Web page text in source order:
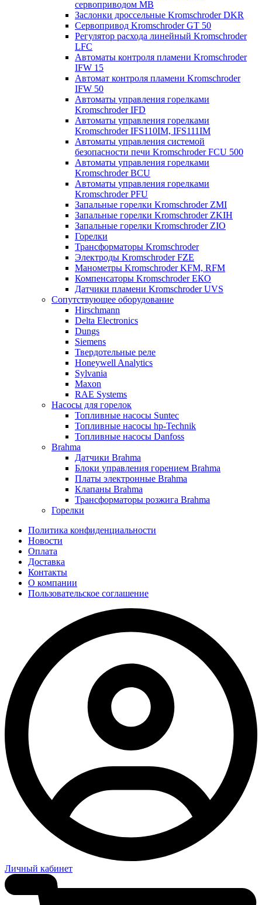
сервоприводом МВ
Заслонки дроссельные Kromschroder DKR
Cервопривод Kromschroder GT 50
Регулятор расхода линейный Kromschroder
LFC
Автоматы контроля пламени Kromschroder
IFW 15
Автомат контроля пламени Kromschroder
IFW 50
Автоматы управления горелками
Kromschroder IFD
Автоматы управления горелками
Kromschroder IFS110IM, IFS111IM
Автоматы управления системой
безопасности печи Kromschroder FCU 500
Автоматы управления горелками
Kromschroder BCU
Автоматы управления горелками
Kromschroder PFU
Запальные горелки Kromschroder ZМI
Запальные горелки Kromschroder ZKIH
Запальные горелки Kromschroder ZIO
Горелки
Трансформаторы Kromschroder
Электроды Kromschroder FZE
Манометры Kromschroder KFM, RFM
Компенсаторы Kromschroder ЕКО
Датчики пламени Kromschroder UVS
Сопутствующее оборудование
Hirschmann
Delta Electronics
Dungs
Siemens
Твердотельные реле
Honeywell Analytics
Sylvania
Maxon
RAE Systems
Насосы для горелок
Топливные насосы Suntec
Топливные насосы hp-Technik
Топливные насосы Danfoss
Brahma
Датчики Brahma
Блоки управления горением Brahma
Платы электронные Brahma
Клапаны Brahma
Трансформаторы розжига Brahma
Горелки
Политика конфиденциальности
Новости
Оплата
Доставка
Контакты
О компании
Пользовательское соглашение
Личный кабинет